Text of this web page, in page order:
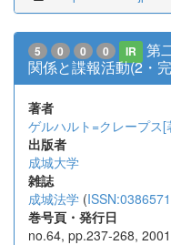
5 0 0 0 IR
第
関係と諜報活動(2・
著者
ゲルハルト=クレープス[
出版者
成城大学
雑誌
成城法学 (
巻号頁・発行日
no.64, pp.237-268,